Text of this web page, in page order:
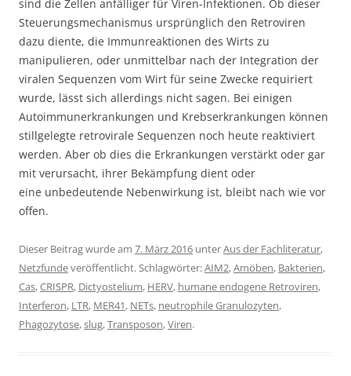
sind die Zellen anfälliger für Viren-Infektionen. Ob dieser
Steuerungsmechanismus ursprünglich den Retroviren
dazu diente, die Immunreaktionen des Wirts zu
manipulieren, oder unmittelbar nach der Integration der
viralen Sequenzen vom Wirt für seine Zwecke requiriert
wurde, lässt sich allerdings nicht sagen. Bei einigen
Autoimmunerkrankungen und Krebserkrankungen können
stillgelegte retrovirale Sequenzen noch heute reaktiviert
werden. Aber ob dies die Erkrankungen verstärkt oder gar
mit verursacht, ihrer Bekämpfung dient oder
eine unbedeutende Nebenwirkung ist, bleibt nach wie vor
offen.
Dieser Beitrag wurde am 7. März 2016 unterAus der Fachliteratur,
Netzfundeveröffentlicht. Schlagwörter:AIM2,Amöben, Bakterien,
Cas,CRISPR, Dictyostelium, HERV, humane endogene Retroviren,
Interferon, LTR, MER41, NETs, neutrophile Granulozyten,
Phagozytose,slug,Transposon,Viren.